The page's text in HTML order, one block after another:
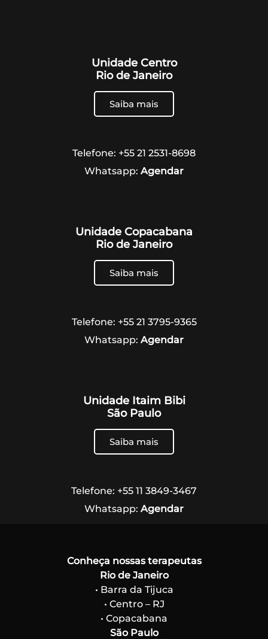
Unidade Centro
Rio de Janeiro
Saiba mais
Telefone: +55 21 2531-8698
Whatsapp: Agendar
Unidade Copacabana
Rio de Janeiro
Saiba mais
Telefone: +55 21 3795-9365
Whatsapp: Agendar
Unidade Itaim Bibi
São Paulo
Saiba mais
Telefone: +55 11 3849-3467
Whatsapp: Agendar
Conheça nossas terapeutas
Rio de Janeiro
• Barra da Tijuca
• Centro – RJ
• Copacabana
São Paulo